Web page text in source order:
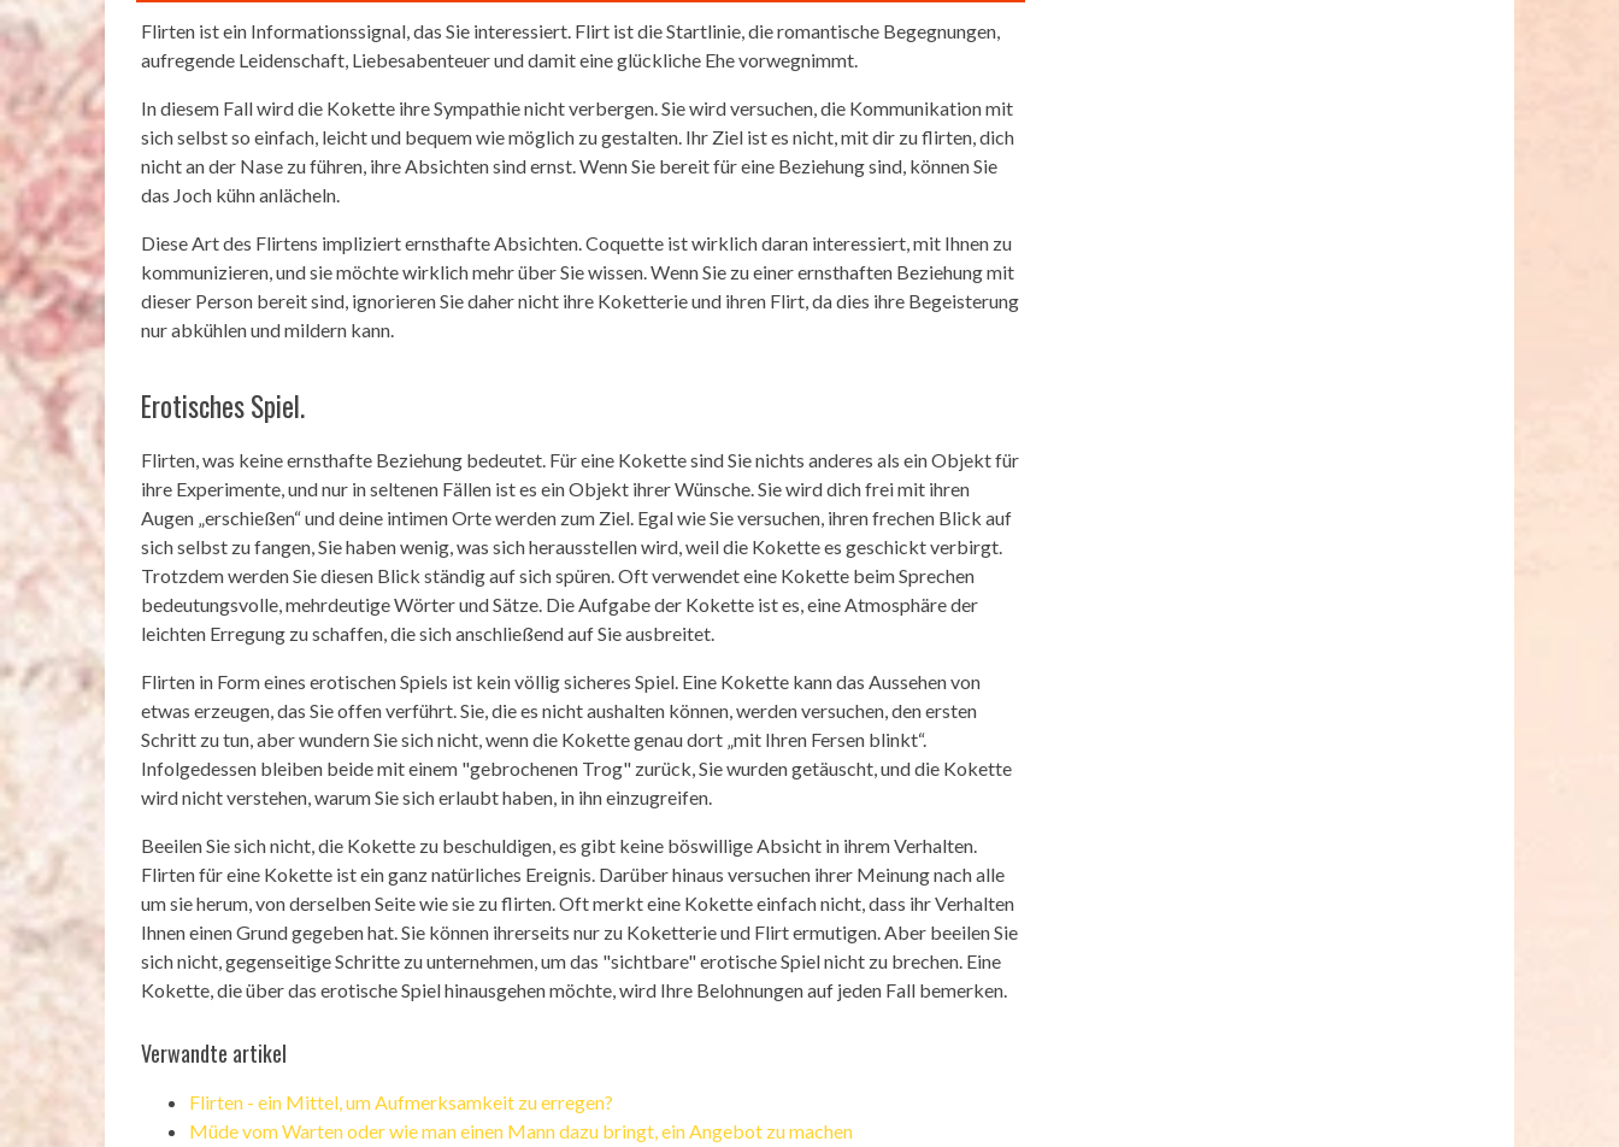
Flirten ist ein Informationssignal, das Sie interessiert. Flirt ist die Startlinie, die romantische Begegnungen,
aufregende Leidenschaft, Liebesabenteuer und damit eine glückliche Ehe vorwegnimmt.
In diesem Fall wird die Kokette ihre Sympathie nicht verbergen. Sie wird versuchen, die Kommunikation mit
sich selbst so einfach, leicht und bequem wie möglich zu gestalten. Ihr Ziel ist es nicht, mit dir zu flirten, dich
nicht an der Nase zu führen, ihre Absichten sind ernst. Wenn Sie bereit für eine Beziehung sind, können Sie
das Joch kühn anlächeln.
Diese Art des Flirtens impliziert ernsthafte Absichten. Coquette ist wirklich daran interessiert, mit Ihnen zu
kommunizieren, und sie möchte wirklich mehr über Sie wissen. Wenn Sie zu einer ernsthaften Beziehung mit
dieser Person bereit sind, ignorieren Sie daher nicht ihre Koketterie und ihren Flirt, da dies ihre Begeisterung
nur abkühlen und mildern kann.
Erotisches Spiel.
Flirten, was keine ernsthafte Beziehung bedeutet. Für eine Kokette sind Sie nichts anderes als ein Objekt für
ihre Experimente, und nur in seltenen Fällen ist es ein Objekt ihrer Wünsche. Sie wird dich frei mit ihren
Augen „erschießen“ und deine intimen Orte werden zum Ziel. Egal wie Sie versuchen, ihren frechen Blick auf
sich selbst zu fangen, Sie haben wenig, was sich herausstellen wird, weil die Kokette es geschickt verbirgt.
Trotzdem werden Sie diesen Blick ständig auf sich spüren. Oft verwendet eine Kokette beim Sprechen
bedeutungsvolle, mehrdeutige Wörter und Sätze. Die Aufgabe der Kokette ist es, eine Atmosphäre der
leichten Erregung zu schaffen, die sich anschließend auf Sie ausbreitet.
Flirten in Form eines erotischen Spiels ist kein völlig sicheres Spiel. Eine Kokette kann das Aussehen von
etwas erzeugen, das Sie offen verführt. Sie, die es nicht aushalten können, werden versuchen, den ersten
Schritt zu tun, aber wundern Sie sich nicht, wenn die Kokette genau dort „mit Ihren Fersen blinkt“.
Infolgedessen bleiben beide mit einem "gebrochenen Trog" zurück, Sie wurden getäuscht, und die Kokette
wird nicht verstehen, warum Sie sich erlaubt haben, in ihn einzugreifen.
Beeilen Sie sich nicht, die Kokette zu beschuldigen, es gibt keine böswillige Absicht in ihrem Verhalten.
Flirten für eine Kokette ist ein ganz natürliches Ereignis. Darüber hinaus versuchen ihrer Meinung nach alle
um sie herum, von derselben Seite wie sie zu flirten. Oft merkt eine Kokette einfach nicht, dass ihr Verhalten
Ihnen einen Grund gegeben hat. Sie können ihrerseits nur zu Koketterie und Flirt ermutigen. Aber beeilen Sie
sich nicht, gegenseitige Schritte zu unternehmen, um das "sichtbare" erotische Spiel nicht zu brechen. Eine
Kokette, die über das erotische Spiel hinausgehen möchte, wird Ihre Belohnungen auf jeden Fall bemerken.
Verwandte artikel
Flirten - ein Mittel, um Aufmerksamkeit zu erregen?
Müde vom Warten oder wie man einen Mann dazu bringt, ein Angebot zu machen